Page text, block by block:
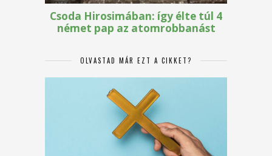
OLVASTAD MÁR EZT A CIKKET?